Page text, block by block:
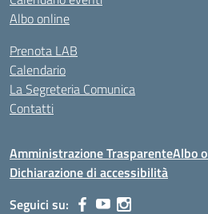
Albo online
Prenota LAB
Calendario
La Segreteria Comunica
Contatti
Amministrazione TrasparenteAlbo
Dichiarazione di accessibilità
Seguici su: